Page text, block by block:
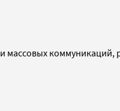
массовых коммуникаций,